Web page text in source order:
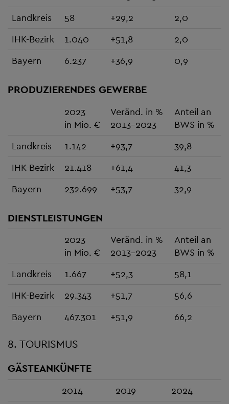
Landkreis
58 +29,2
2,0
IHK-Bezirk
1.040 +51,8
2,0
Bayern
6.237 +36,9 0,9
PRODUZIERENDES GEWERBE
2023
in Mio. €
Veränd. in %
2013-2023
Anteil an
BWS in %
Landkreis
1.142 +93,7
39,8
IHK-Bezirk
21.418 +61,4
41,3
Bayern
232.699 +53,7 32,9
DIENSTLEISTUNGEN
2023
in Mio. €
Veränd. in %
2013-2023
Anteil an
BWS in %
Landkreis
1.667 +52,3
58,1
IHK-Bezirk
29.343 +51,7
56,6
Bayern
467.301 +51,9 66,2
8. TOURISMUS
GÄSTEANKÜNFTE
2014 2019
2024